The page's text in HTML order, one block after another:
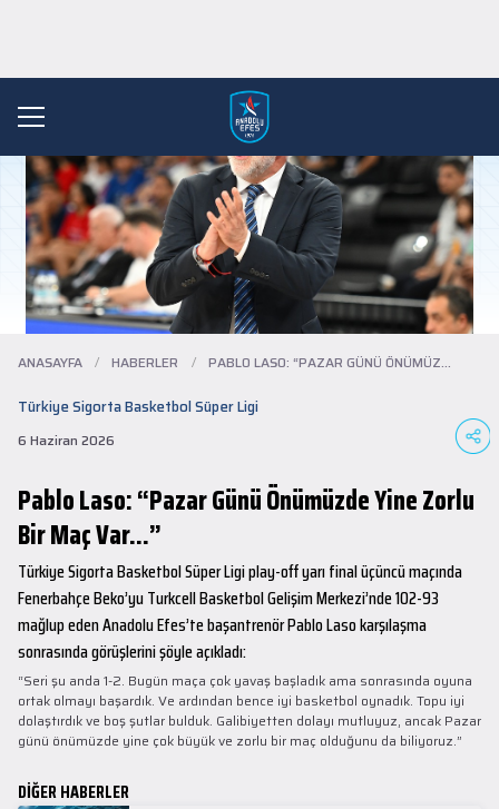
ANASAYFA / HABERLER / PABLO LASO: “PAZAR GÜNÜ ÖNÜMÜZDE YINE ZO...
Türkiye Sigorta Basketbol Süper Ligi
6 Haziran 2026
Pablo Laso: “Pazar Günü Önümüzde Yine Zorlu
Bir Maç Var...”
Türkiye Sigorta Basketbol Süper Ligi play-off yarı final üçüncü maçında
Fenerbahçe Beko’yu Turkcell Basketbol Gelişim Merkezi’nde 102-93
mağlup eden Anadolu Efes’te başantrenör Pablo Laso karşılaşma
sonrasında görüşlerini şöyle açıkladı:
“Seri şu anda 1-2. Bugün maça çok yavaş başladık ama sonrasında oyuna
ortak olmayı başardık. Ve ardından bence iyi basketbol oynadık. Topu iyi
dolaştırdık ve boş şutlar bulduk. Galibiyetten dolayı mutluyuz, ancak Pazar
günü önümüzde yine çok büyük ve zorlu bir maç olduğunu da biliyoruz.”
DİĞER HABERLER